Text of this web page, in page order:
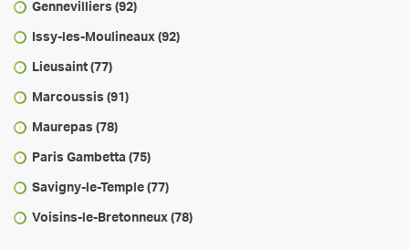
Gennevilliers (92)
Issy-les-Moulineaux (92)
Lieusaint (77)
Marcoussis (91)
Maurepas (78)
Paris Gambetta (75)
Savigny-le-Temple (77)
Voisins-le-Bretonneux (78)